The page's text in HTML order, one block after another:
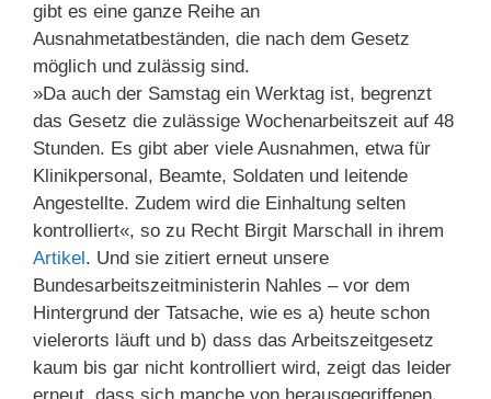
gibt es eine ganze Reihe an
Ausnahmetatbeständen, die nach dem Gesetz
möglich und zulässig sind.
»Da auch der Samstag ein Werktag ist, begrenzt
das Gesetz die zulässige Wochenarbeitszeit auf 48
Stunden. Es gibt aber viele Ausnahmen, etwa für
Klinikpersonal, Beamte, Soldaten und leitende
Angestellte. Zudem wird die Einhaltung selten
kontrolliert«, so zu Recht Birgit Marschall in ihrem
Artikel . Und sie zitiert erneut unsere
Bundesarbeitszeitministerin Nahles – vor dem
Hintergrund der Tatsache, wie es a) heute schon
vielerorts läuft und b) dass das Arbeitszeitgesetz
kaum bis gar nicht kontrolliert wird, zeigt das leider